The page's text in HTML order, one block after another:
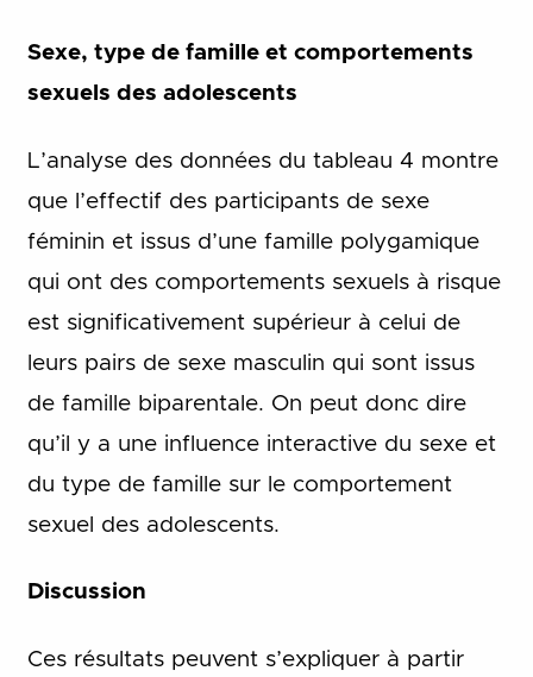
Sexe, type de famille et comportements
sexuels des adolescents
L’analyse des données du tableau 4 montre
que l’effectif des participants de sexe
féminin et issus d’une famille polygamique
qui ont des comportements sexuels à risque
est significativement supérieur à celui de
leurs pairs de sexe masculin qui sont issus
de famille biparentale. On peut donc dire
qu’il y a une influence interactive du sexe et
du type de famille sur le comportement
sexuel des adolescents.
Discussion
Ces résultats peuvent s’expliquer à partir